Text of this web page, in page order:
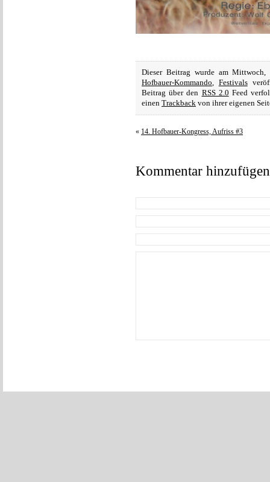
Dieser Beitrag wurde am
Hofbauer-Kommando, Festivals
Beitrag über den RSS 2.0 Feed
einen Trackback von ihrer eigenen
« 14. Hofbauer-Kongress, Aufriss #3
Kommentar hinzufügen